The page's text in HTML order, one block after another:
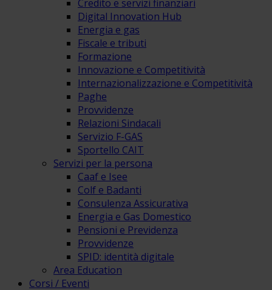
Credito e servizi finanziari
Digital Innovation Hub
Energia e gas
Fiscale e tributi
Formazione
Innovazione e Competitività
Internazionalizzazione e Competitività
Paghe
Provvidenze
Relazioni Sindacali
Servizio F-GAS
Sportello CAIT
Servizi per la persona
Caaf e Isee
Colf e Badanti
Consulenza Assicurativa
Energia e Gas Domestico
Pensioni e Previdenza
Provvidenze
SPID: identità digitale
Area Education
Corsi / Eventi